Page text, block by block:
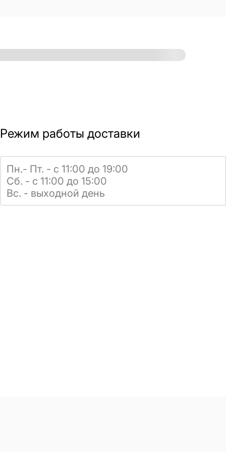
Режим работы доставки
Пн.- Пт. - с 11:00 до 19:00
Сб. - с 11:00 до 15:00
Вс. - выходной день